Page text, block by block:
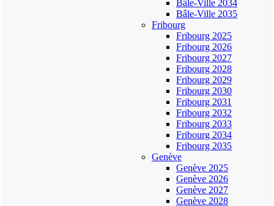
Bâle-Ville 2034
Bâle-Ville 2035
Fribourg
Fribourg 2025
Fribourg 2026
Fribourg 2027
Fribourg 2028
Fribourg 2029
Fribourg 2030
Fribourg 2031
Fribourg 2032
Fribourg 2033
Fribourg 2034
Fribourg 2035
Genève
Genève 2025
Genève 2026
Genève 2027
Genève 2028